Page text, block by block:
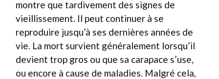
montre que tardivement des signes de
vieillissement. Il peut continuer à se
reproduire jusqu’à ses dernières années de
vie. La mort survient généralement lorsqu’il
devient trop gros ou que sa carapace s’use,
ou encore à cause de maladies. Malgré cela,